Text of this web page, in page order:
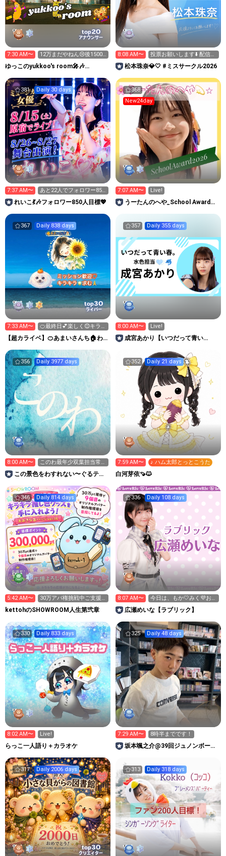
top20
アナウンサー
7:30 AM〜
12万まだやねん😢後15000
くらい🙏
ゆっこのyukkoo's room🎤🎶
8:08 AM〜
投票お願いします⬇️ 配信
9:00まで！☀️
松本珠奈💎🤍 #ミスサークル2026
381 Daily 30 days
7:37 AM〜
あと22人でフォロワー850
人💖50曲まで20！
れいこ💃🎶フォロワー850人目標💖
368
New24day
7:07 AM〜 Live!
うーたんのへや_School Award
367 Daily 838 days
top30
ライバー
7:33 AM〜
🍊最終日💕楽しく😊キラキ
ラくださいませ🙇‍♀️
【超カライベ】🍊あまいさんち🏠わ
357 Daily 355 days
8:00 AM〜 Live!
成宮あかり【いつだって青い
356 Daily 3977 days
8:00 AM〜
このわ最年少双葉担当常葉
つむぎです🌱
この景色をわすれない〜ぐるティ
352 Daily 21 days
7:59 AM〜 ♪ ハム太郎とっとこうた
白河芽依🍠🐱
346 Daily 814 days
5:42 AM〜
30万アバ権挑戦中ご支援
お願い致します(>人<;)
kettohのSHOWROOM人生第弐章
336 Daily 108 days
8:07 AM〜
今日は、もか🤍みく💜お誕
生日企画🎉
広瀬めいな【ラブリック】
330 Daily 833 days
8:02 AM〜 Live!
らっこ一人語り＋カラオケ
325 Daily 48 days
7:29 AM〜 8時半までです！
坂本颯之介@39回ジュノンボーイ
317 Daily 2006 days
top30
クリエイター
313 Daily 318 days